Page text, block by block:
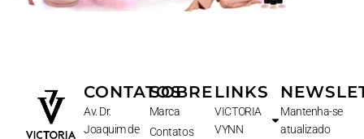
CONTATOS
Av. Dr.
Joaquim de
SOBRE
Marca
Contatos
LINKS
VICTORIA
VYNN
Mantenha-se
atualizado